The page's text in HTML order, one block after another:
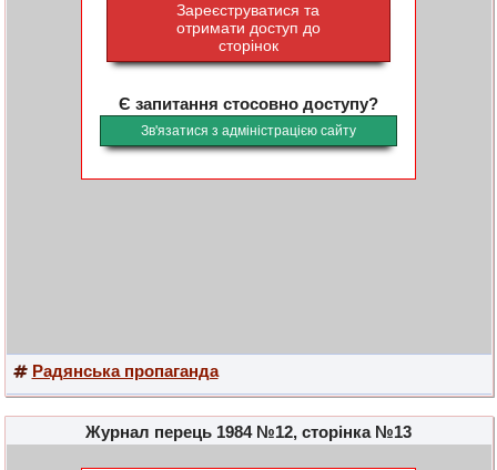
Зареєструватися та
отримати доступ до
сторінок
Є запитання стосовно доступу?
Зв'язатися з адміністрацією сайту
Радянська пропаганда
Журнал перець 1984 №12, сторінка №13